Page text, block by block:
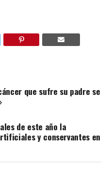
que sufre su padre se
de este año la
y conservantes en